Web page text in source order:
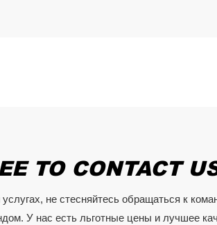
TO CONTACT
не стесняйтесь обращаться к
У нас есть льготные цены и лучшее